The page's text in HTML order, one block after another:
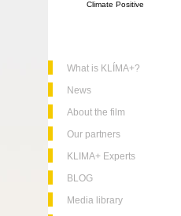
Climate Positive
What is KLÍMA+?
News
About the film
Our partners
KLIMA+ Experts
BLOG
Media library